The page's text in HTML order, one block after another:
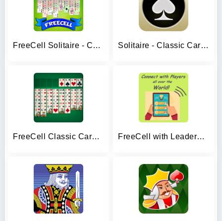
FreeCell Solitaire - Card Game Solitaire - Classic Card Games
FreeCell Classic Card Game FreeCell with Leaderboards